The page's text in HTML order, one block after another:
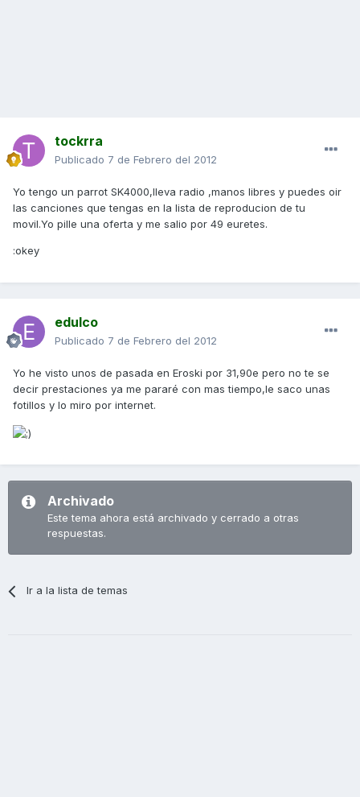
tockrra
Publicado 7 de Febrero del 2012
Yo tengo un parrot SK4000,lleva radio ,manos libres y puedes oir
las canciones que tengas en la lista de reproducion de tu
movil.Yo pille una oferta y me salio por 49 euretes.
:okey
edulco
Publicado 7 de Febrero del 2012
Yo he visto unos de pasada en Eroski por 31,90e pero no te se
decir prestaciones ya me pararé con mas tiempo,le saco unas
fotillos y lo miro por internet.
Archivado
Este tema ahora está archivado y cerrado a otras
respuestas.
Ir a la lista de temas